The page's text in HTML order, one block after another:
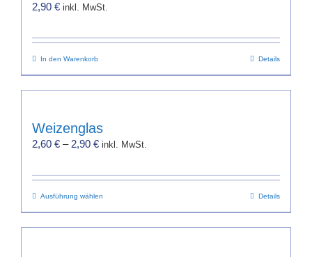
2,90 € inkl. MwSt.
In den Warenkorb Details
Weizenglas
2,60 € – 2,90 € inkl. MwSt.
Ausführung wählen
Produkt
weist
Details